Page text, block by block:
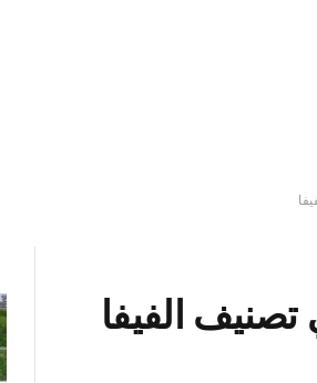
الفيفا